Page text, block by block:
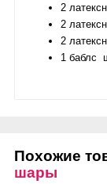
2
2
2
1 баблс
Похожие
шары